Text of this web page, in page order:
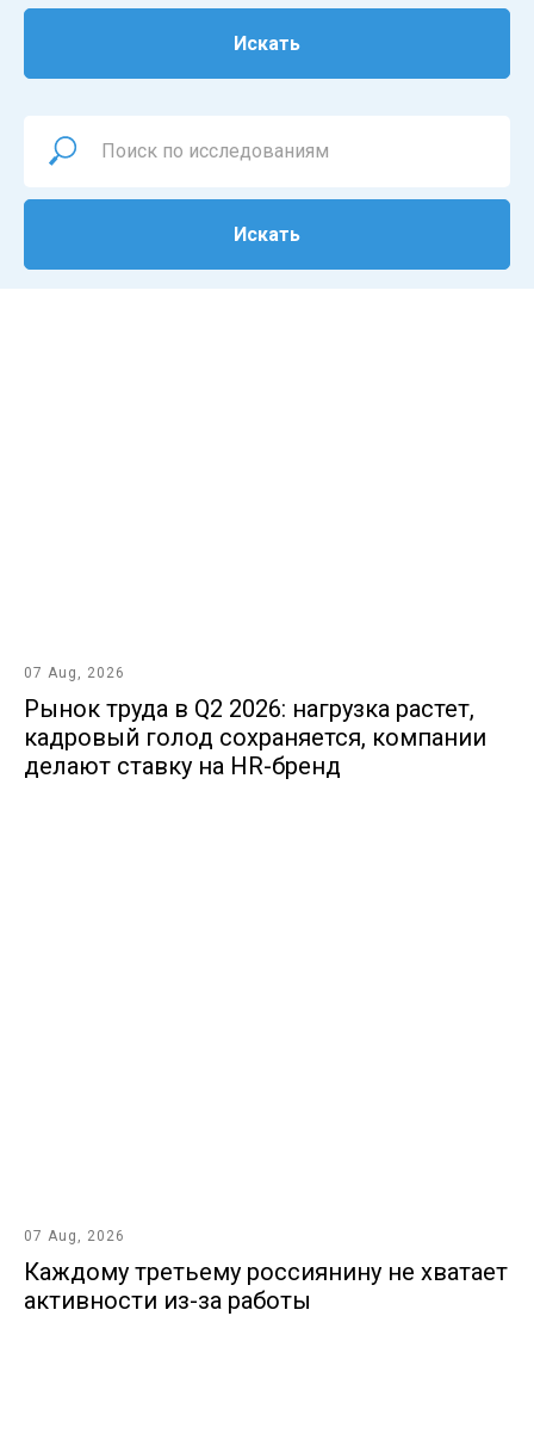
Искать
Искать
07 Aug, 2026
Рынок труда в Q2 2026: нагрузка растет,
кадровый голод сохраняется, компании
делают ставку на HR-бренд
07 Aug, 2026
Каждому третьему россиянину не хватает
активности из-за работы